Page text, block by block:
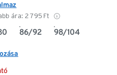
ára: 2 795 Ft
86/92 98/104